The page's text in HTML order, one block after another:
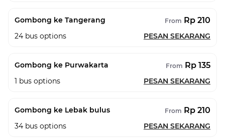
Gombong ke Tangerang From Rp 210
24 bus options PESAN SEKARANG
Gombong ke Purwakarta From Rp 135
1 bus options PESAN SEKARANG
Gombong ke Lebak bulus From Rp 210
34 bus options PESAN SEKARANG